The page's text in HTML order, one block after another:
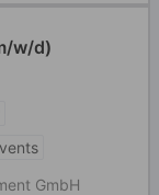
w/d)
GmbH